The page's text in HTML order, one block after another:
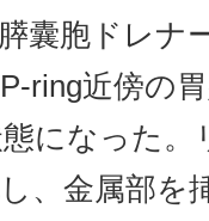
囊胞ドレナ
ring近傍の
になった
、金属部を